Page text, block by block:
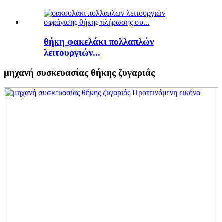
θήκη φακελάκι πολλαπλών
λειτουργιών...
μηχανή συσκευασίας θήκης ζυγαριάς